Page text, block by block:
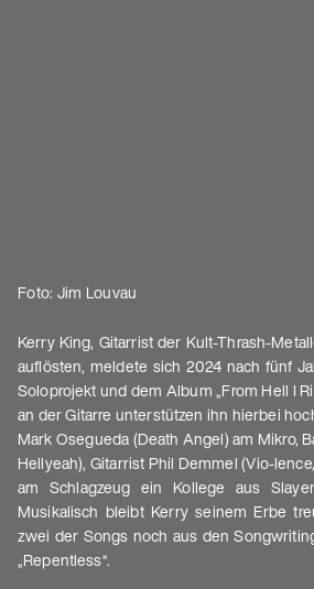
Foto: Jim Louvau
Kerry King, Gitarrist der Kult-Thrash-
auflösten, meldete sich 2024 nach fünf
Soloprojekt und dem Album „From Hell I
an der Gitarre unterstützen ihn hierbei
Mark Osegueda (Death Angel) am Mikro,
Hellyeah), Gitarrist Phil Demmel (Vio-
am Schlagzeug ein Kollege aus
Musikalisch bleibt Kerry seinem Erbe
zwei der Songs noch aus den
„Repentless“.